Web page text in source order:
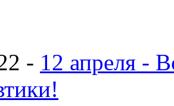
- 12 апреля -